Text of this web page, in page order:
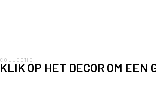
COLLECTIE
KLIK OP HET DECOR OM